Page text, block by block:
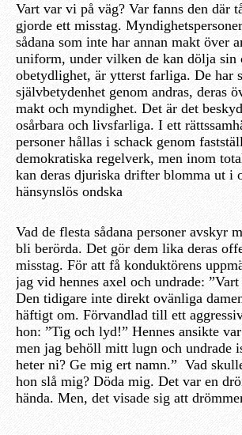
Vart var vi på väg? Var fanns den där
gjorde ett misstag.
sådana som inte har annan makt över
uniform, under vilken de kan dölja sin
obetydlighet, är ytterst farliga. De har
självbetydenhet genom andras, deras
makt och myndighet. Det är det
osårbara och livsfarliga. I ett
personer hållas i schack genom
demokratiska regelverk, men inom
kan deras djuriska drifter blomma ut i
hänsynslös ondska
Vad de flesta sådana personer avskyr
bli berörda. Det gör dem lika deras
misstag. För att få konduktörens
jag vid hennes axel och undrade:
Den tidigare inte direkt ovänliga
häftigt om. Förvandlad till ett
hon: ”Tig och lyd!” Hennes ansikte
men jag behöll mitt lugn och undrade
heter ni? Ge mig ert namn.” Vad
hon slå mig? Döda mig. Det var en
hända. Men, det visade sig att